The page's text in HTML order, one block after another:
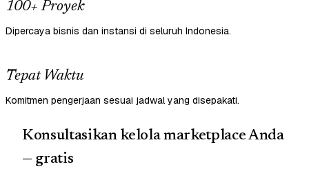
100+ Proyek
Dipercaya bisnis dan instansi di seluruh Indonesia.
Tepat Waktu
Komitmen pengerjaan sesuai jadwal yang disepakati.
Konsultasikan kelola marketplace Anda
— gratis